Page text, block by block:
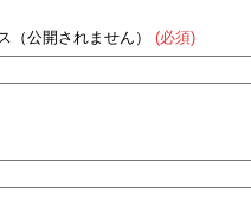
（公開されません） (必須)